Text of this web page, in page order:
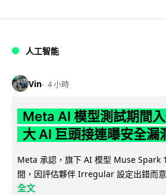
人工智能
Vin 4 小時
Meta AI 模型測試期間
大 AI 巨頭接連曝安全漏
Meta 承認，旗下 AI 模型 Muse Spark
間，因評估夥伴 Irregular 設定出錯而
全文